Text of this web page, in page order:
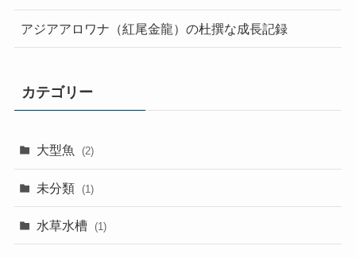
アジアアロワナ（紅尾金龍）の杜撰な成長記録
カテゴリー
大型魚 (2)
未分類 (1)
水草水槽 (1)